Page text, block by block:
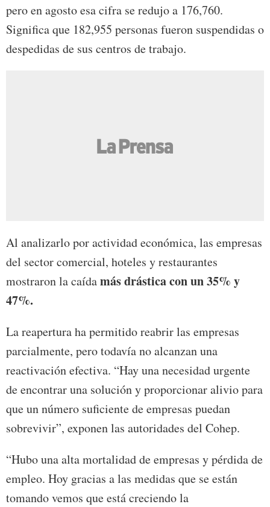
pero en agosto esa cifra se redujo a 176,760.
Significa que 182,955 personas fueron suspendidas o
despedidas de sus centros de trabajo.
Al analizarlo por actividad económica, las empresas
del sector comercial, hoteles y restaurantes
mostraron la caídamás drástica con un 35% y
47%.
La reapertura ha permitido reabrir las empresas
parcialmente, pero todavía no alcanzan una
reactivación efectiva. “Hay una necesidad urgente
de encontrar una solución y proporcionar alivio para
que un número suficiente de empresas puedan
sobrevivir”, exponen las autoridades del Cohep.
“Hubo una alta mortalidad de empresas y pérdida de
empleo. Hoy gracias a las medidas que se están
tomando vemos que está creciendo la